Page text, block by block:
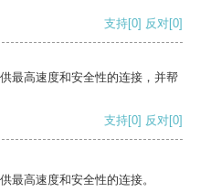
支持[0] 反对[0]
最高速度和安全性的连接，并帮
支持[0] 反对[0]
最高速度和安全性的连接。